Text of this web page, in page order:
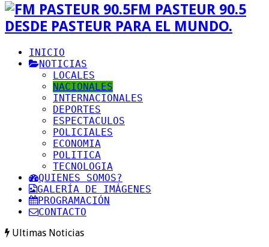
FM PASTEUR 90.5
DESDE PASTEUR PARA EL MUNDO.
INICIO
NOTICIAS
LOCALES
NACIONALES
INTERNACIONALES
DEPORTES
ESPECTACULOS
POLICIALES
ECONOMIA
POLITICA
TECNOLOGIA
QUIENES SOMOS?
GALERÍA DE IMÁGENES
PROGRAMACIÓN
CONTACTO
Ultimas Noticias